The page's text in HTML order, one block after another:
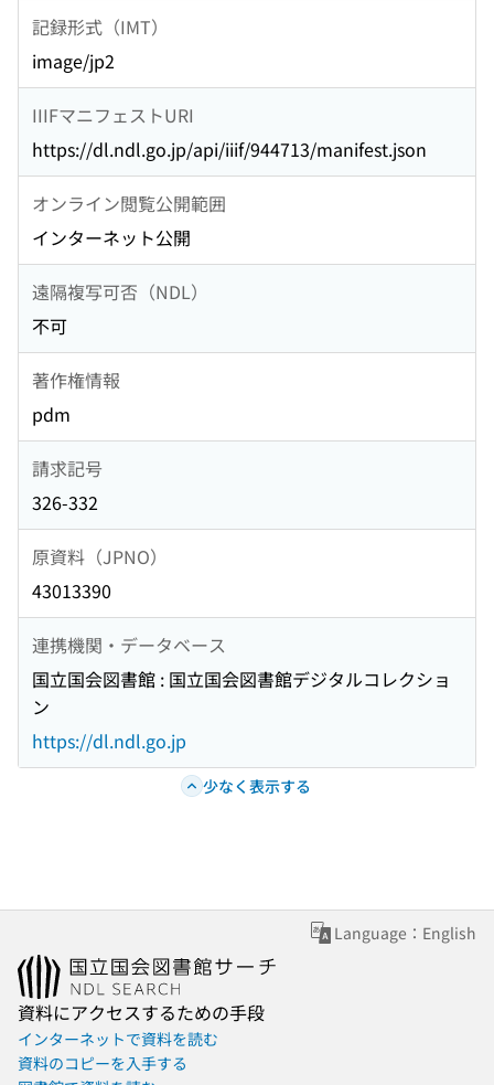
記録形式（IMT）
image/jp2
IIIFマニフェストURI
https://dl.ndl.go.jp/api/iiif/944713/manifest.json
オンライン閲覧公開範囲
インターネット公開
遠隔複写可否（NDL）
不可
著作権情報
pdm
請求記号
326-332
原資料（JPNO）
43013390
連携機関・データベース
国立国会図書館 : 国立国会図書館デジタルコレクショ
ン
https://dl.ndl.go.jp
少なく表示する
Language：English
資料にアクセスするための手段
インターネットで資料を読む
資料のコピーを入手する